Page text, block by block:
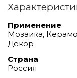
Применение
Мозаика,
Декор
Страна
Россия